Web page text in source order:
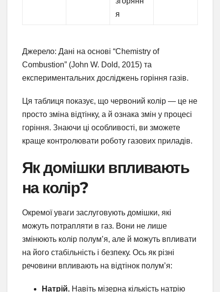
я
Джерело: Дані на основі “Chemistry of
Combustion” (John W. Dold, 2015) та
експериментальних досліджень горіння газів.
Ця таблиця показує, що червоний колір — це не
просто зміна відтінку, а й ознака змін у процесі
горіння. Знаючи ці особливості, ви зможете
краще контролювати роботу газових приладів.
Як домішки впливають
на колір?
Окремої уваги заслуговують домішки, які
можуть потрапляти в газ. Вони не лише
змінюють колір полум’я, але й можуть впливати
на його стабільність і безпеку. Ось як різні
речовини впливають на відтінок полум’я:
Натрій. Навіть мізерна кількість натрію